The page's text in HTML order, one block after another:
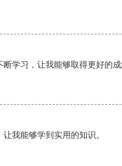
学习，让我能够取得更好的
我能够学到实用的知识。